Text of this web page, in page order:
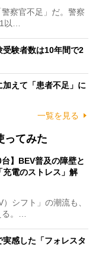
察官不足」だ。警察
以…
受験者数は10年間で2
加えて「患者不足」に
一覧を見る
ってみた
】BEV普及の障壁と
電のストレス」解
シフト」の潮流も、
る。…
実感した「フォレスタ